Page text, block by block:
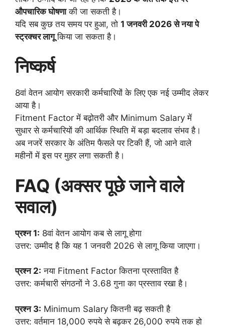
औपचारिक घोषणाकी जा सकती है।
यदि सब कुछ तय समय पर हुआ, तो 1 जनवरी 2026 से नया पे
स्ट्रक्चर लागूकिया जा सकता है।
निष्कर्ष
8वां वेतन आयोग सरकारी कर्मचारियों के लिए एक नई उम्मीद लेकर
आया है।
Fitment Factor में बढ़ोतरी और Minimum Salary में
सुधार से कर्मचारियों की आर्थिक स्थिति में बड़ा बदलाव संभव है।
अब नजरें सरकार के अंतिम फैसले पर टिकी हैं, जो आने वाले
महीनों में इस पर मुहर लगा सकती है।
FAQ (अक्सर पूछे जाने वाले
सवाल)
प्रश्न 1: 8वां वेतन आयोग कब से लागू होगा
उत्तर: उम्मीद है कि यह 1 जनवरी 2026 से लागू किया जाएगा।
प्रश्न 2: नया Fitment Factor कितना प्रस्तावित है
उत्तर: कर्मचारी संगठनों ने 3.68 गुना का प्रस्ताव रखा है।
प्रश्न 3: Minimum Salary कितनी बढ़ सकती है
उत्तर: वर्तमान 18,000 रुपये से बढ़कर 26,000 रुपये तक हो